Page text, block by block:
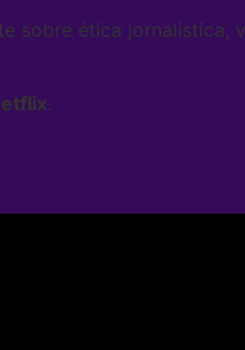
ética jornalística,
.